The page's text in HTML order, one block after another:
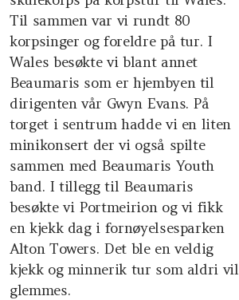
Til sammen var vi rundt 80
korpsinger og foreldre på tur. I
Wales besøkte vi blant annet
Beaumaris som er hjembyen til
dirigenten vår Gwyn Evans. På
torget i sentrum hadde vi en liten
minikonsert der vi også spilte
sammen med Beaumaris Youth
band. I tillegg til Beaumaris
besøkte vi Portmeirion og vi fikk
en kjekk dag i fornøyelsesparken
Alton Towers. Det ble en veldig
kjekk og minnerik tur som aldri vil
glemmes.